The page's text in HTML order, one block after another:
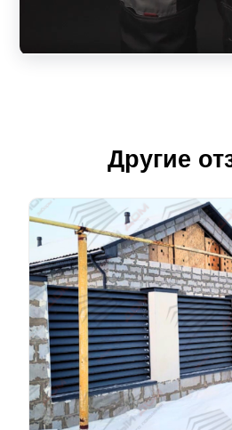
Другие